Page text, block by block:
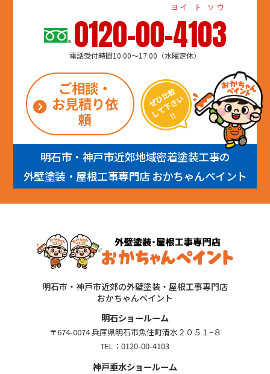
0120-00-4103
ヨイ ト ソウ
電話受付時間10:00～17:00（水曜定休）
ご相談・
お見積り依
頼
明石市・神戸市近郊地域密着塗装工事の
外壁塗装・屋根工事専門店 おかちゃんペイント
明石市・神戸市近郊の外壁塗装・屋根工事専門店
おかちゃんペイント
明石ショールーム
〒674-0074 兵庫県明石市魚住町清水２０５１−８
TEL： 0120-00-4103
神戸垂水ショールーム